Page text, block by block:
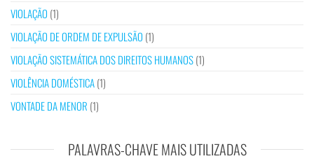
VIOLAÇÃO (1)
VIOLAÇÃO DE ORDEM DE EXPULSÃO (1)
VIOLAÇÃO SISTEMÁTICA DOS DIREITOS HUMANOS(1)
VIOLÊNCIA DOMÉSTICA(1)
VONTADE DA MENOR (1)
PALAVRAS-CHAVE MAIS UTILIZADAS